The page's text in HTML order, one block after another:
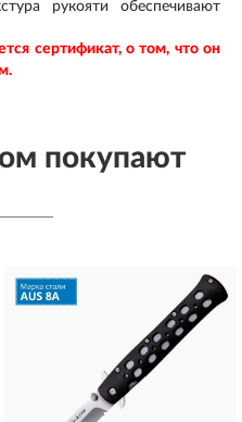
рукояти обеспечивают
сертификат, о том, что он
покупают